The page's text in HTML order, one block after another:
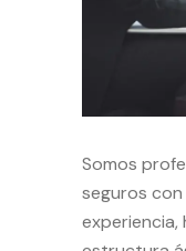
Somos
seguros
experiencia,